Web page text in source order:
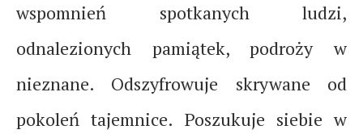
wspomnień spotkanych ludzi,
odnalezionych pamiątek, podroży w
nieznane. Odszyfrowuje skrywane od
pokoleń tajemnice. Poszukuje siebie w